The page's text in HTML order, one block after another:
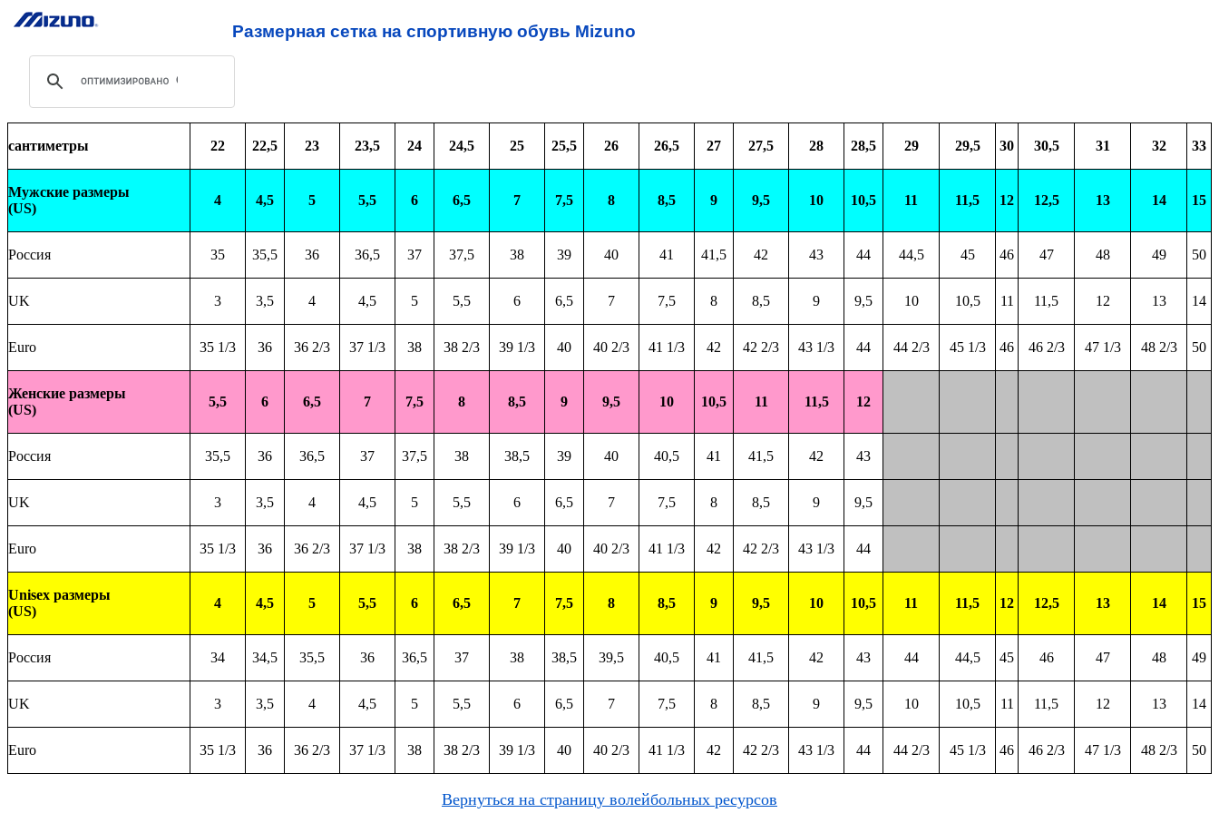
Размерная сетка на спортивную обувь Mizuno
сантиметры 22 22,5 23 23,5 24 24,5 25 25,5 26 26,5 27 27,5 28 28,5 29 29,5 30 30,5 31 32 33
Мужские размеры
(US)
4 4,5 5 5,5 6 6,5 7 7,5 8 8,5 9 9,5 10 10,5 11 11,5 12 12,5 13 14 15
Россия 35 35,5 36 36,5 37 37,5 38 39 40 41 41,5 42 43 44 44,5 45 46 47 48 49 50
UK 3 3,5 4 4,5 5 5,5 6 6,5 7 7,5 8 8,5 9 9,5 10 10,5 11 11,5 12 13 14
Euro 35 1/3 36 36 2/3 37 1/3 38 38 2/3 39 1/3 40 40 2/3 41 1/3 42 42 2/3 43 1/3 44 44 2/3 45 1/3 46 46 2/3 47 1/3 48 2/3 50
Женские размеры
(US)
5,5 6 6,5 7 7,5 8 8,5 9 9,5 10 10,5 11 11,5 12
Россия 35,5 36 36,5 37 37,5 38 38,5 39 40 40,5 41 41,5 42 43
UK 3 3,5 4 4,5 5 5,5 6 6,5 7 7,5 8 8,5 9 9,5
Euro 35 1/3 36 36 2/3 37 1/3 38 38 2/3 39 1/3 40 40 2/3 41 1/3 42 42 2/3 43 1/3 44
Unisex размеры
(US)
4 4,5 5 5,5 6 6,5 7 7,5 8 8,5 9 9,5 10 10,5 11 11,5 12 12,5 13 14 15
Россия 34 34,5 35,5 36 36,5 37 38 38,5 39,5 40,5 41 41,5 42 43 44 44,5 45 46 47 48 49
UK 3 3,5 4 4,5 5 5,5 6 6,5 7 7,5 8 8,5 9 9,5 10 10,5 11 11,5 12 13 14
Euro 35 1/3 36 36 2/3 37 1/3 38 38 2/3 39 1/3 40 40 2/3 41 1/3 42 42 2/3 43 1/3 44 44 2/3 45 1/3 46 46 2/3 47 1/3 48 2/3 50
Вернуться на страницу волейбольных ресурсов